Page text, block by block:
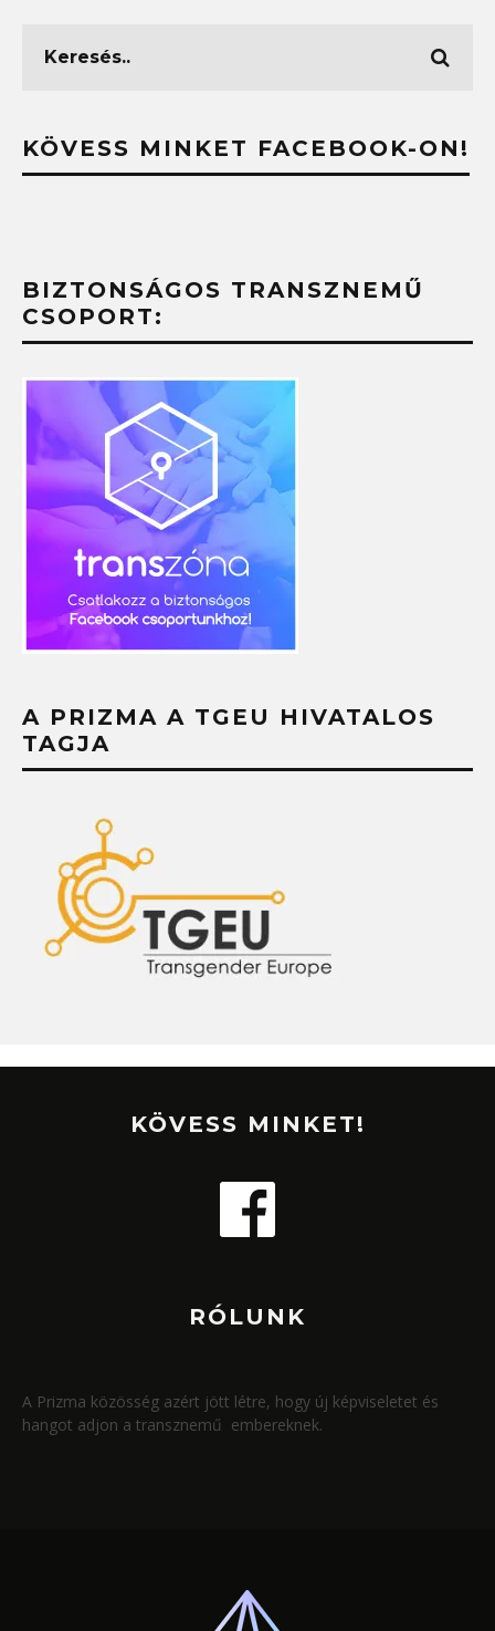
KÖVESS MINKET FACEBOOK-ON!
BIZTONSÁGOS TRANSZNEMŰ
CSOPORT:
A PRIZMA A TGEU HIVATALOS
TAGJA
KÖVESS MINKET!
RÓLUNK
A Prizma közösség azért jött létre, hogy új képviseletet és
hangot adjon a transznemű embereknek.